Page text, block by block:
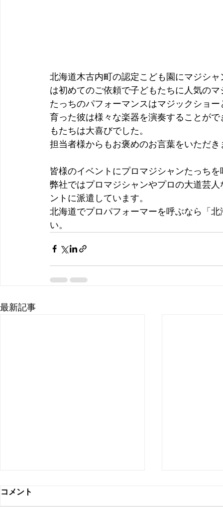
北海道木古内町の認定こども園にマジシ
は初めてのご依頼で子どもたちに人気の
たっちのパフォーマンスはマジックショ
育った彼は様々な楽器を演奏することが
もたちは大喜びでした。
担当者様からもお褒めのお言葉をいただき
皆様のイベントにプロマジシャンたっち
弊社ではプロマジシャンやプロの大道芸
ントに派遣しています。
北海道でプロパフォーマーを呼ぶなら「
い。
最新記事
コメント